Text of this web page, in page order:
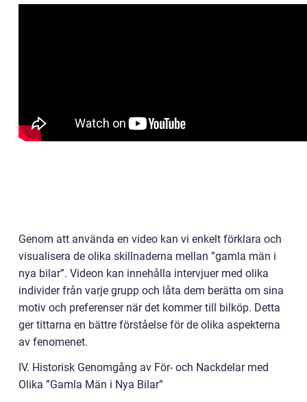
Genom att använda en video kan vi enkelt förklara och
visualisera de olika skillnaderna mellan ”gamla män i
nya bilar”. Videon kan innehålla intervjuer med olika
individer från varje grupp och låta dem berätta om sina
motiv och preferenser när det kommer till bilköp. Detta
ger tittarna en bättre förståelse för de olika aspekterna
av fenomenet.
IV. Historisk Genomgång av För- och Nackdelar med
Olika ”Gamla Män i Nya Bilar”